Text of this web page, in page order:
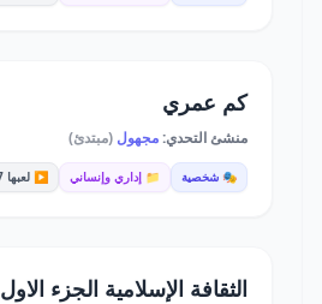
كم عمري
منشئ التحدي:مجهول (مبتدئ)
🎭 شخصية 📁 إداري وإنساني ▶️ لعبها 17
الثقافة الإسلامية الجزء الاول